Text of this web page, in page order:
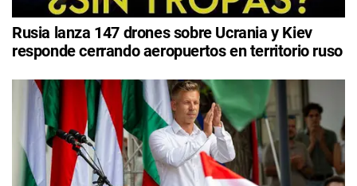
Rusia lanza 147 drones sobre Ucrania y Kiev
responde cerrando aeropuertos en territorio ruso